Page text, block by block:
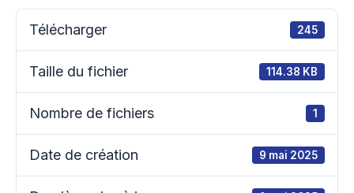
Télécharger 245
Taille du fichier 114.38 KB
Nombre de fichiers 1
Date de création 9 mai 2025